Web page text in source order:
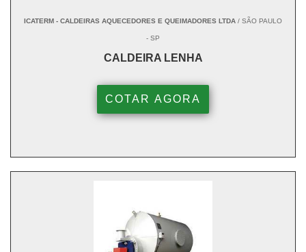
ICATERM - CALDEIRAS AQUECEDORES E QUEIMADORES LTDA / SÃO PAULO
- SP
CALDEIRA LENHA
COTAR AGORA